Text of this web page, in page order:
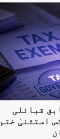
قبائلی
استثنیٰ ختم